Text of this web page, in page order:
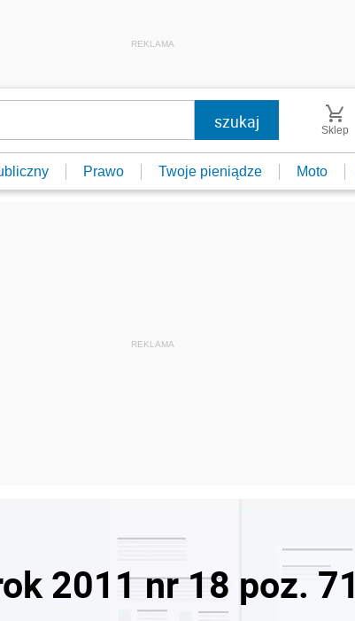
REKLAMA
Sklep
Prawo Twoje pieniądze Moto
2011 nr 18 poz. 71